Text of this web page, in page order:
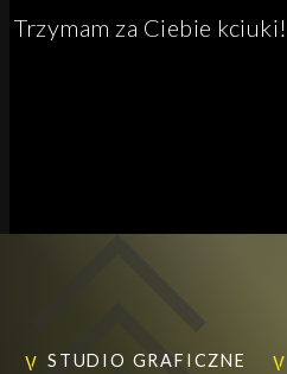
Trzymam za Ciebie kciuki!
STUDIO GRAFICZNE